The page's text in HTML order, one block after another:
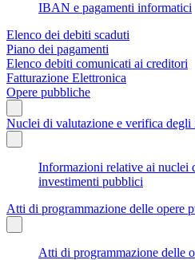
IBAN e pagamenti informatici
Elenco dei debiti scaduti
Piano dei pagamenti
Elenco debiti comunicati ai creditori
Fatturazione Elettronica
Opere pubbliche
Nuclei di valutazione e verifica
Informazioni relative ai nuclei
investimenti pubblici
Atti di programmazione delle opere
Atti di programmazione delle